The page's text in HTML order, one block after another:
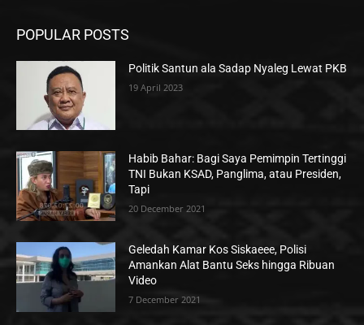
POPULAR POSTS
Politik Santun ala Sadap Nyaleg Lewat PKB
19 April 2023
Habib Bahar: Bagi Saya Pemimpin Tertinggi
TNI Bukan KSAD, Panglima, atau Presiden,
Tapi
20 December 2021
Geledah Kamar Kos Siskaeee, Polisi
Amankan Alat Bantu Seks hingga Ribuan
Video
7 December 2021